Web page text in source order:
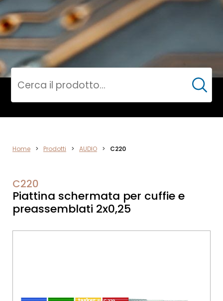
ELETTRONICA
Cerca
Home > Prodotti > AUDIO > C220
C220
Piattina schermata per cuffie e
preassemblati 2x0,25